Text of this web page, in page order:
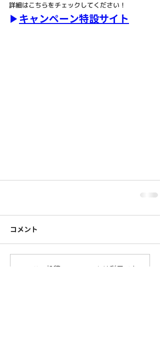
詳細はこちらをチェックしてください！
▶︎ キャンペーン特設サイト
コメント